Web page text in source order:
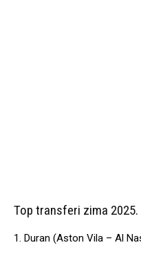
Top transferi zima 2025.
1. Duran (Aston Vila – Al